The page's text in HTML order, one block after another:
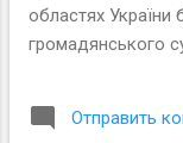
областях України
громадянського
традиціям
реально, а не на
Отправить